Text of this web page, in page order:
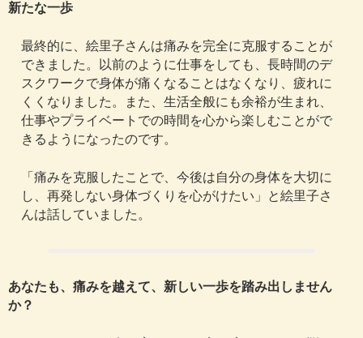
新たな一歩
最終的に、絵里子さんは痛みを完全に克服することが
できました。以前のように仕事をしても、長時間のデ
スクワークで身体が痛くなることはなくなり、疲れに
くくなりました。また、生活全般にも余裕が生まれ、
仕事やプライベートでの時間を心から楽しむことがで
きるようになったのです。
「痛みを克服したことで、今後は自分の身体を大切に
し、再発しない身体づくりを心がけたい」と絵里子さ
んは話していました。
あなたも、痛みを越えて、新しい一歩を踏み出しません
か？